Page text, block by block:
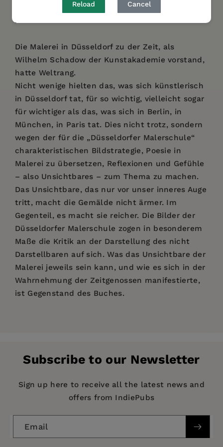
Reload Cancel
DESCRIPTION DETAILS AUTHOR BIO
Die Malerei in Düsseldorf zu der Zeit, als
Wilhelm Schadow der Kunstakademie vorstand,
hatte Weltrang.
Nicht wenige hielten das, was sich künstlerisch
in Düsseldorf tat, für so wichtig, vielleicht sogar
für wichtiger als das, was sich in Berlin, in
München, in Paris tat. Dies nicht trotz, sondern
wegen der für die „Düsseldorfer Malerschule“
charakteristischen Bildstrategie, Poesie in
Malerei zu übersetzen, Reflexionen und Gefühle
– also Unsichtbares – zum Thema zu machen.
Das Unsichtbare, das nur vor unser inneres Auge
tritt, macht die Gemälde nicht ärmer. Im
Gegenteil, es macht sie reicher. Die Bilder der
Düsseldorfer Malerschule zogen in besonderem
Maße die Kritik an der Darstellung des nicht
Darstellbaren auf sich. Was das Unsichtbare der
Malerei jeweils sein kann, und wie es sich in der
Wahrnehmung der Zeitgenossen manifestierte,
ist Gegenstand des Buches.
Imprint: Düsseldorf University Press
Publication Date: 21 June 2022
9783110769425
BISACs: ART015100 ART / History / Modern (late
Hans Körner
Subscribe to our Newsletter
Sign up here to receive all the latest news and
offers from IndiePubs
Email